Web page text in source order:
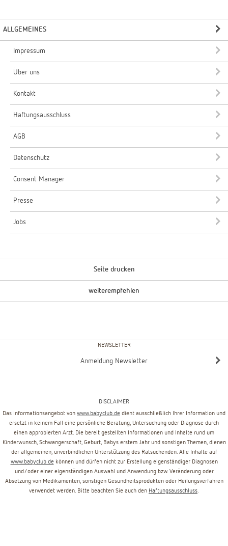
ALLGEMEINES
Impressum
Über uns
Kontakt
Haftungsausschluss
AGB
Datenschutz
Consent Manager
Presse
Jobs
Seite drucken
weiterempfehlen
NEWSLETTER
Anmeldung Newsletter
DISCLAIMER
Das Informationsangebot von www.babyclub.de dient ausschließlich Ihrer Information und
ersetzt in keinem Fall eine persönliche Beratung, Untersuchung oder Diagnose durch
einen approbierten Arzt. Die bereit gestellten Informationen und Inhalte rund um
Kinderwunsch, Schwangerschaft, Geburt, Babys erstem Jahr und sonstigen Themen, dienen
der allgemeinen, unverbindlichen Unterstützung des Ratsuchenden. Alle Inhalte auf
www.babyclub.de können und dürfen nicht zur Erstellung eigenständiger Diagnosen
und/oder einer eigenständigen Auswahl und Anwendung bzw. Veränderung oder
Absetzung von Medikamenten, sonstigen Gesundheitsprodukten oder Heilungsverfahren
verwendet werden. Bitte beachten Sie auch den Haftungsausschluss.